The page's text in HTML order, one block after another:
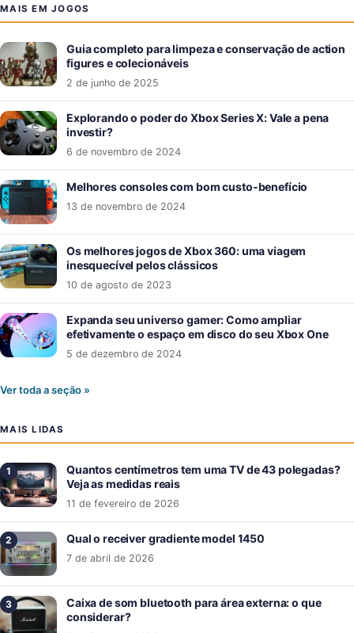
MAIS EM JOGOS
Guia completo para limpeza e conservação de action
figures e colecionáveis
2 de junho de 2025
Explorando o poder do Xbox Series X: Vale a pena
investir?
6 de novembro de 2024
Melhores consoles com bom custo-benefício
13 de novembro de 2024
Os melhores jogos de Xbox 360: uma viagem
inesquecível pelos clássicos
10 de agosto de 2023
Expanda seu universo gamer: Como ampliar
efetivamente o espaço em disco do seu Xbox One
5 de dezembro de 2024
Ver toda a seção »
MAIS LIDAS
Quantos centímetros tem uma TV de 43 polegadas?
Veja as medidas reais
11 de fevereiro de 2026
Qual o receiver gradiente model 1450
7 de abril de 2026
Caixa de som bluetooth para área externa: o que
considerar?